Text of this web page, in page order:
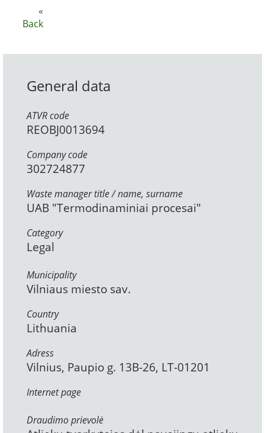
«
Back
General data
ATVR code
REOBJ0013694
Company code
302724877
Waste manager title / name, surname
UAB "Termodinaminiai procesai"
Category
Legal
Municipality
Vilniaus miesto sav.
Country
Lithuania
Adress
Vilnius, Paupio g. 13B-26, LT-01201
Internet page
Draudimo prievolė